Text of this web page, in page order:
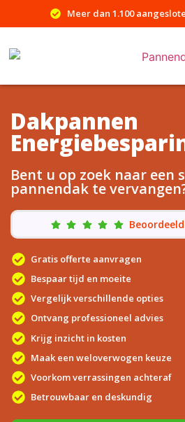
Meer dan 1.100
Dakpannen
Bent u op zoek naar een
pannendak te
Gratis offerte aanvragen
Bespaar tijd en moeite
Vergelijk verschillende opties
Ontvang professioneel advies
Krijg inzicht in kosten
Maak een weloverwogen keuze
Voorkom verrassingen achteraf
Betrouwbaar en deskundig